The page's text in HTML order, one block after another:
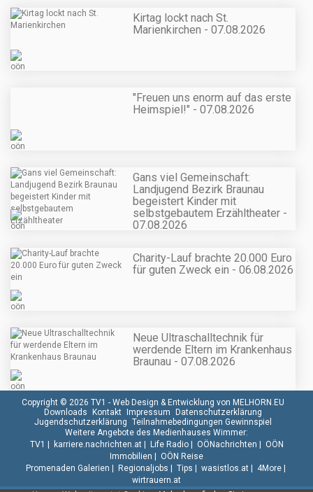
Kirtag lockt nach St.
Marienkirchen - 07.08.2026
"Freuen uns enorm auf das erste
Heimspiel!" - 07.08.2026
Gans viel Gemeinschaft:
Landjugend Bezirk Braunau
begeistert Kinder mit
selbstgebautem Erzähltheater -
07.08.2026
Charity-Lauf brachte 20.000 Euro
für guten Zweck ein - 06.08.2026
Neue Ultraschalltechnik für
werdende Eltern im Krankenhaus
Braunau - 07.08.2026
Copyright © 2026 TV1 - Web Design & Entwicklung von MELHORN.EU
Downloads
Kontakt Impressum
Datenschutzerklärung
Jugendschutzerklärung Teilnahmebedingungen Gewinnspiel
Weitere Angebote des Medienhauses Wimmer:
TV1
karriere.nachrichten.at| Life Radio| OÖNachrichten
OÖN
Immobilien
OÖN Reise
Promenaden Galerien
Regionaljobs Tips wasistlos.at| 4More|
wirtrauern.at